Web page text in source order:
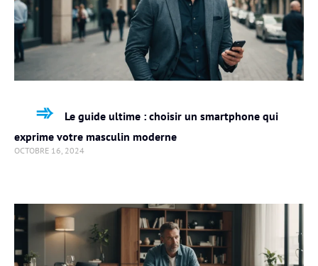
Le guide ultime : choisir un smartphone qui
exprime votre masculin moderne
OCTOBRE 16, 2024